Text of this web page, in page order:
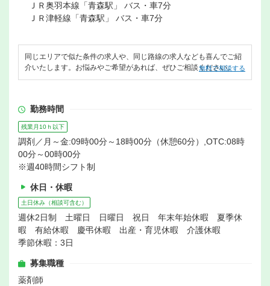
ＪＲ奥羽本線「青森駅」 バス・車7分
ＪＲ津軽線「青森駅」 バス・車7分
同じエリアで似た条件の求人や、同じ路線の求人なども喜んでご紹
介いたします。お悩みやご希望があれば、ぜひご相談ください。
無料で相談する
勤務時間
残業月10ｈ以下
調剤／月～金:09時00分～18時00分（休憩60分）,OTC:08時
00分～00時00分
※週40時間シフト制
休日・休暇
土日休み（相談可含む）
週休2日制 土曜日 日曜日 祝日 年末年始休暇 夏季休
暇 有給休暇 慶弔休暇 出産・育児休暇 介護休暇
季節休暇：3日
募集職種
薬剤師